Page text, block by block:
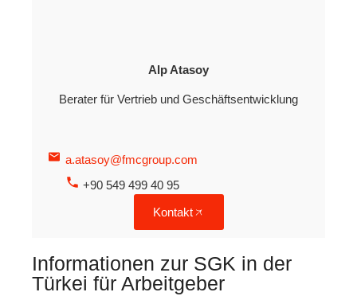
Alp Atasoy
Berater für Vertrieb und Geschäftsentwicklung
a.atasoy@fmcgroup.com
+90 549 499 40 95
Kontakt
Informationen zur SGK in der
Türkei für Arbeitgeber